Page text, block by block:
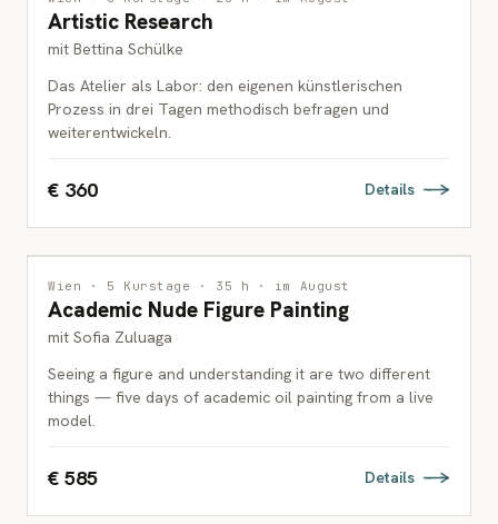
ERWACHSENE
Artistic Research
mit Bettina Schülke
Das Atelier als Labor: den eigenen künstlerischen
Prozess in drei Tagen methodisch befragen und
weiterentwickeln.
€ 360 Details
MALEREI
ERWACHSENE
Wien · 5 Kurstage · 35 h · im August
Academic Nude Figure Painting
mit Sofia Zuluaga
Seeing a figure and understanding it are two different
things — five days of academic oil painting from a live
model.
€ 585 Details